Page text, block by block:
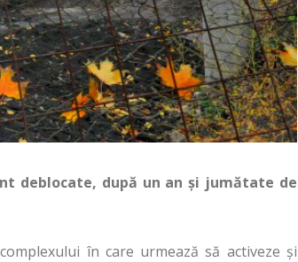
deblocate, după un an și jumătate de
în care urmează să activeze și